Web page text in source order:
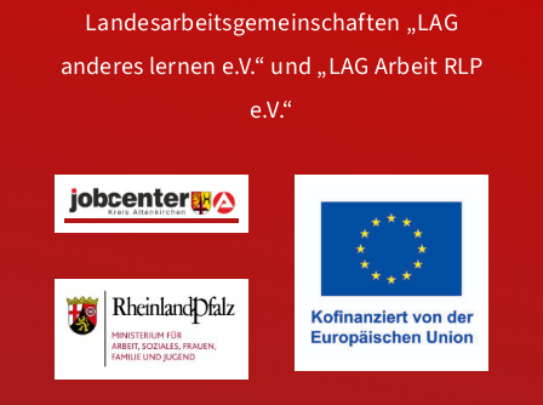
Landesarbeitsgemeinschaften „LAG
anderes lernen e.V.“ und „LAG Arbeit RLP
e.V.“